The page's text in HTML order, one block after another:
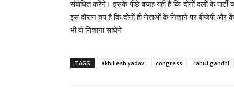
संबोधित करेंगे। इसके पीछे वजह यही है कि दोनों दलों के
इस दौरान तय है कि दोनों ही नेताओं के निशाने पर बीजेपी और
भी वो निशाना साधेंगे
TAGS akhiliesh yadav congress rahul gandhi